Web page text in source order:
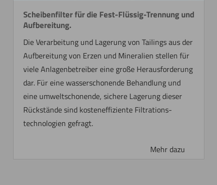
Scheibenfilter für die Fest-Flüssig-Trennung und
Aufbereitung.
Die Verarbeitung und Lagerung von Tailings aus der
Aufbereitung von Erzen und Mineralien stellen für
viele Anlagenbetreiber eine große Herausforderung
dar. Für eine wasserschonende Behandlung und
eine umweltschonende, sichere Lagerung dieser
Rückstände sind kosteneffiziente Filtrations­
technologien gefragt.